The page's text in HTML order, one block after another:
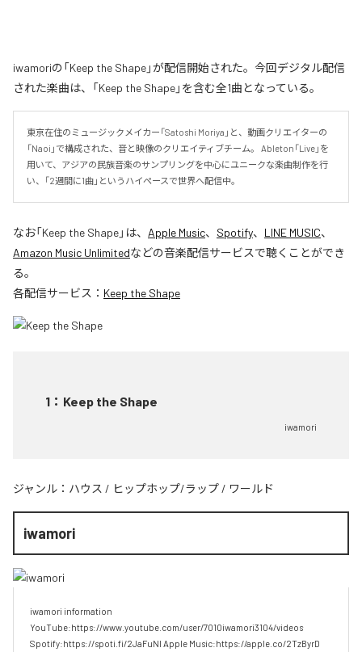
iwamoriの「Keep the Shape」が配信開始された。今回デジタル配信
された楽曲は、「Keep the Shape」を含む全1曲となっている。
東京在住のミュージックメイカー「Satoshi Moriya」と、動画クリエイターの
「Naoi」で構成された、音と映像のクリエイティブチーム。 Ableton「Live」を
用いて、アジアの民族音楽のサンプリングを中心にユニークな楽曲制作を行
い、「2週間に1曲」というハイペースで世界へ配信中。
なお「Keep the Shape」は、 Apple Music、 Spotify、 LINE MUSIC、
Amazon Music Unlimitedなどの音楽配信サービスで聴くことができ
る。
各配信サービス： Keep the Shape
1 ： Keep the Shape
iwamori
ジャンル： ハウス / ヒップホップ/ラップ / ワールド
iwamori
iwamori information
YouTube:https://www.youtube.com/user/7010iwamori3104/videos
Spotify:https://spoti.fi/2JaFuNl Apple Music:https://apple.co/2TzByrD